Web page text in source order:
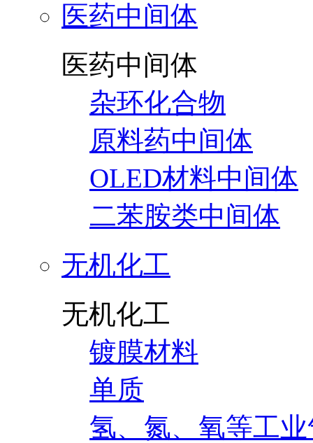
医药中间体
医药中间体
杂环化合物
原料药中间体
OLED材料中间体
二苯胺类中间体
无机化工
无机化工
镀膜材料
单质
氢、氮、氧等工